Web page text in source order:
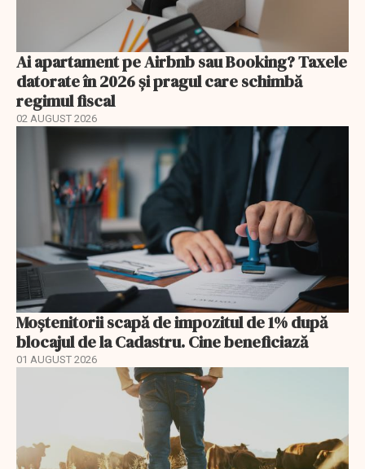
Ai apartament pe Airbnb sau Booking? Taxele
datorate în 2026 și pragul care schimbă
regimul fiscal
02 AUGUST 2026
Moștenitorii scapă de impozitul de 1% după
blocajul de la Cadastru. Cine beneficiază
01 AUGUST 2026